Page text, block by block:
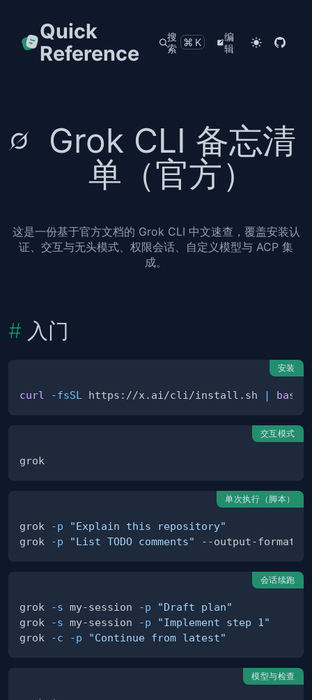
Quick
Reference
搜
索
⌘K
编
辑
Grok CLI 备忘清
单（官方）
这是一份基于官方文档的 Grok CLI 中文速查，覆盖安装认
证、交互与无头模式、权限会话、自定义模型与 ACP 集
成。
入门
安装
curl -fsSL https://x.ai/cli/install.sh | bash
交互模式
单次执行（脚本）
grok -p
"Explain this repository"
grok
-p "List TODO comments"
会话续跑
grok -s my-session -p
"Draft plan"
grok
-s my-session -p
"Implement step 1"
grok
-c -p "Continue from latest"
模型与检查